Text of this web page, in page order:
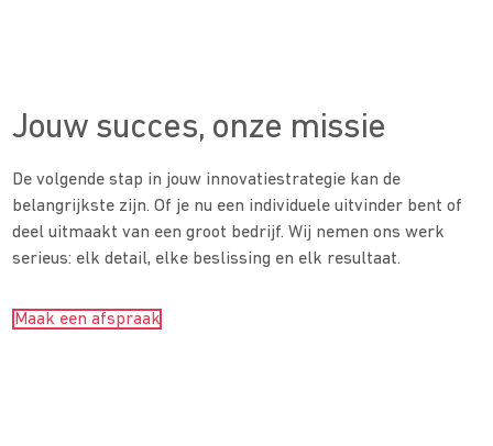
Jouw succes, onze missie
De volgende stap in jouw innovatiestrategie kan de
belangrijkste zijn. Of je nu een individuele uitvinder bent of
deel uitmaakt van een groot bedrijf. Wij nemen ons werk
serieus: elk detail, elke beslissing en elk resultaat.
Maak een afspraak